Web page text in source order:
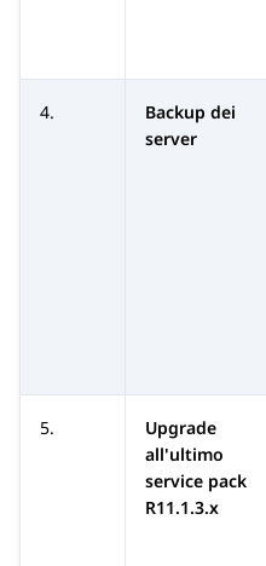
4.
Backup dei
server
5.
Upgrade
all'ultimo
service pack
R11.1.3.x